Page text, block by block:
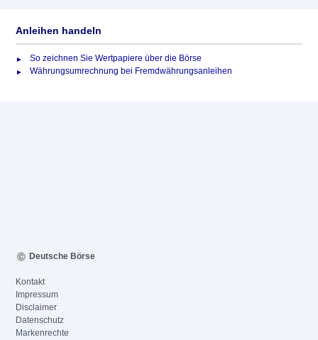
Anleihen handeln
So zeichnen Sie Wertpapiere über die Börse
Währungsumrechnung bei Fremdwährungsanleihen
Deutsche Börse
Kontakt
Impressum
Disclaimer
Datenschutz
Markenrechte